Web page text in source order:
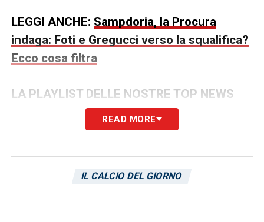
LEGGI ANCHE: Sampdoria, la Procura
indaga: Foti e Gregucci verso la squalifica?
Ecco cosa filtra
LA PLAYLIST DELLE NOSTRE TOP NEWS
READ MORE
IL CALCIO DEL GIORNO